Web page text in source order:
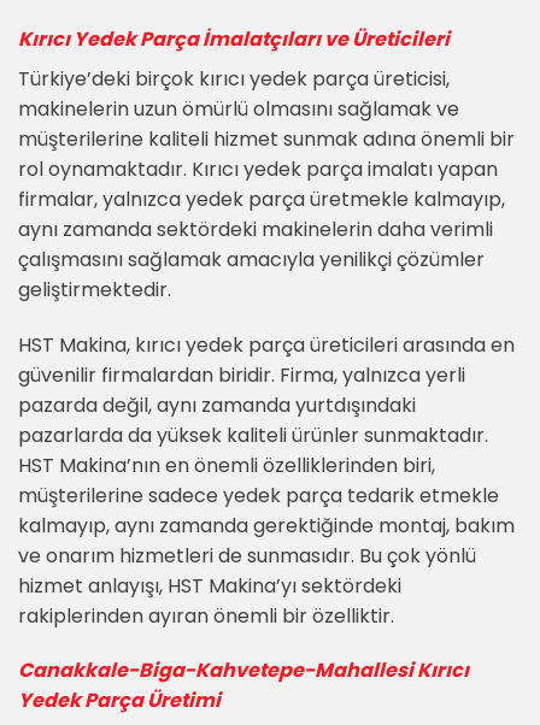
Kırıcı Yedek Parça İmalatçıları ve Üreticileri
Türkiye’deki birçok kırıcı yedek parça üreticisi,
makinelerin uzun ömürlü olmasını sağlamak ve
müşterilerine kaliteli hizmet sunmak adına önemli bir
rol oynamaktadır. Kırıcı yedek parça imalatı yapan
firmalar, yalnızca yedek parça üretmekle kalmayıp,
aynı zamanda sektördeki makinelerin daha verimli
çalışmasını sağlamak amacıyla yenilikçi çözümler
geliştirmektedir.
HST Makina, kırıcı yedek parça üreticileri arasında en
güvenilir firmalardan biridir. Firma, yalnızca yerli
pazarda değil, aynı zamanda yurtdışındaki
pazarlarda da yüksek kaliteli ürünler sunmaktadır.
HST Makina’nın en önemli özelliklerinden biri,
müşterilerine sadece yedek parça tedarik etmekle
kalmayıp, aynı zamanda gerektiğinde montaj, bakım
ve onarım hizmetleri de sunmasıdır. Bu çok yönlü
hizmet anlayışı, HST Makina’yı sektördeki
rakiplerinden ayıran önemli bir özelliktir.
Canakkale-Biga-Kahvetepe-Mahallesi Kırıcı
Yedek Parça Üretimi